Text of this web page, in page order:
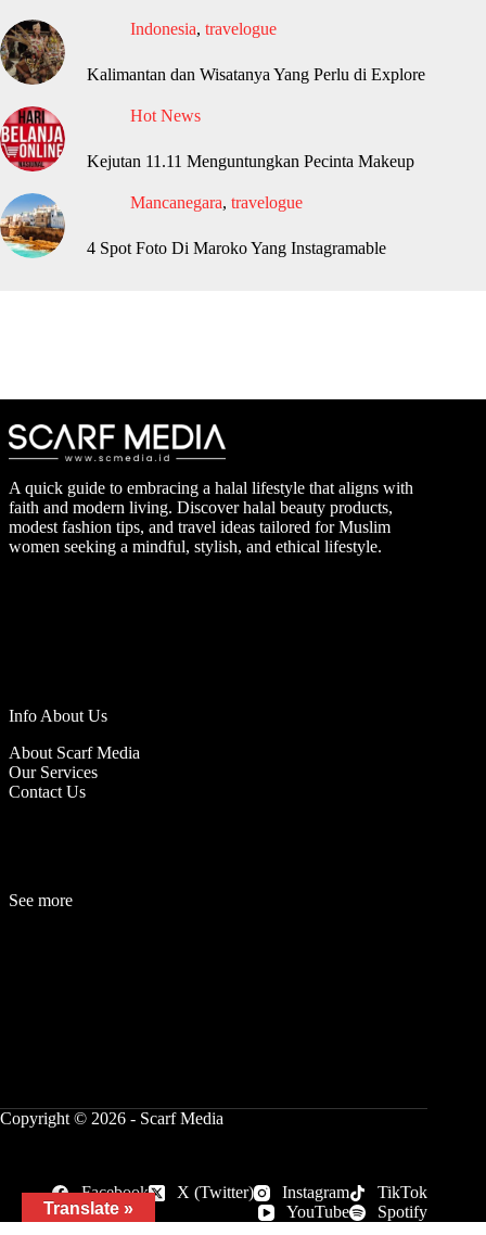
Indonesia, travelogue
Kalimantan dan Wisatanya Yang Perlu di Explore
Hot News
Kejutan 11.11 Menguntungkan Pecinta Makeup
Mancanegara, travelogue
4 Spot Foto Di Maroko Yang Instagramable
A quick guide to embracing a halal lifestyle that aligns with
faith and modern living. Discover halal beauty products,
modest fashion tips, and travel ideas tailored for Muslim
women seeking a mindful, stylish, and ethical lifestyle.
Info About Us
About Scarf Media
Our Services
Contact Us
See more
Copyright © 2026 - Scarf Media
Facebook X (Twitter) Instagram
TikTok
YouTube
Spotify
Translate »